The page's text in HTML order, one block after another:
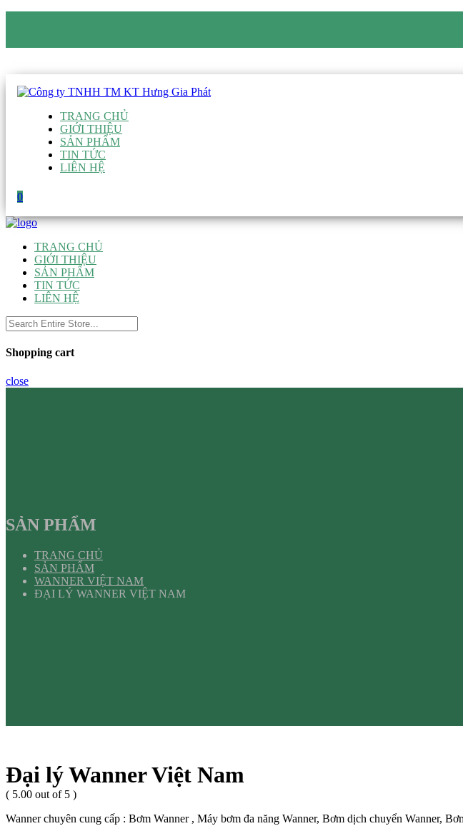
TRANG CHỦ
GIỚI THIỆU
SẢN PHẨM
TIN TỨC
LIÊN HỆ
0
TRANG CHỦ
GIỚI THIỆU
SẢN PHẨM
TIN TỨC
LIÊN HỆ
Shopping cart
close
SẢN PHẨM
TRANG CHỦ
SẢN PHẨM
WANNER VIỆT NAM
ĐẠI LÝ WANNER VIỆT NAM
Đại lý Wanner Việt Nam
( 5.00 out of 5 )
Wanner chuyên cung cấp : Bơm Wanner , Máy bơm đa năng Wanner, Bơm dịch chuyển Wanner,